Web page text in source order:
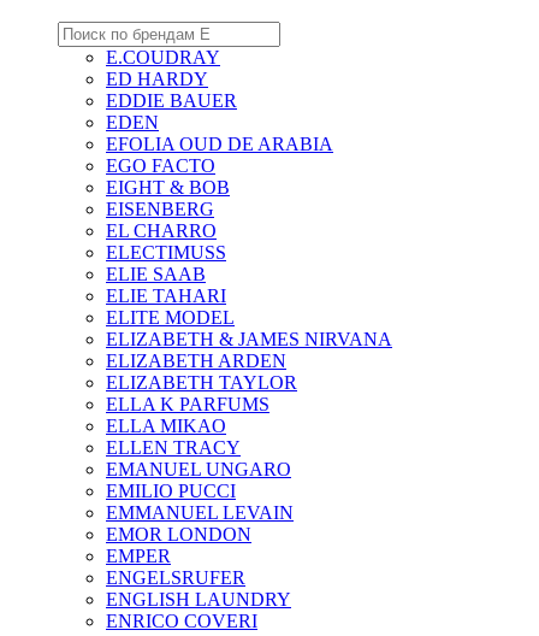
E.COUDRAY
ED HARDY
EDDIE BAUER
EDEN
EFOLIA OUD DE ARABIA
EGO FACTO
EIGHT & BOB
EISENBERG
EL CHARRO
ELECTIMUSS
ELIE SAAB
ELIE TAHARI
ELITE MODEL
ELIZABETH & JAMES NIRVANA
ELIZABETH ARDEN
ELIZABETH TAYLOR
ELLA K PARFUMS
ELLA MIKAO
ELLEN TRACY
EMANUEL UNGARO
EMILIO PUCCI
EMMANUEL LEVAIN
EMOR LONDON
EMPER
ENGELSRUFER
ENGLISH LAUNDRY
ENRICO COVERI